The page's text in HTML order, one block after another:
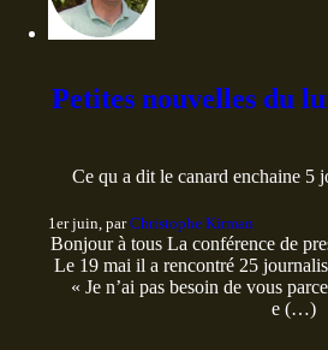
Petites nouvelles du
Ce qu a dit le canard enchaine 5
1er juin, parChristophe Kirman
Bonjour à tous La conférence de
Le 19 mai il a rencontré 25
« Je n’ai pas besoin de vous
e (…)